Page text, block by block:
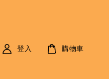
登入 購物車